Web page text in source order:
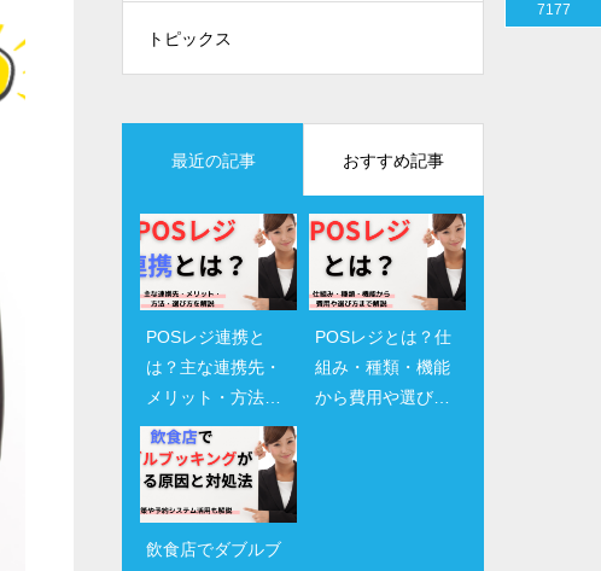
トピックス
最近の記事 おすすめ記事
POSレジ連携と
は？主な連携先・
メリット・方法・
選び方を解説
POSレジとは？仕
組み・種類・機能
から費用や選び方
飲食店でダブルブ
WordPress予約シ
ステムの導入方法
と選び方｜おすす
めプラグイン・サ
ービスを比較
Googleで予約のキ
ャンセル・変更方
法を徹底解説｜で
Googleで予約と
7177